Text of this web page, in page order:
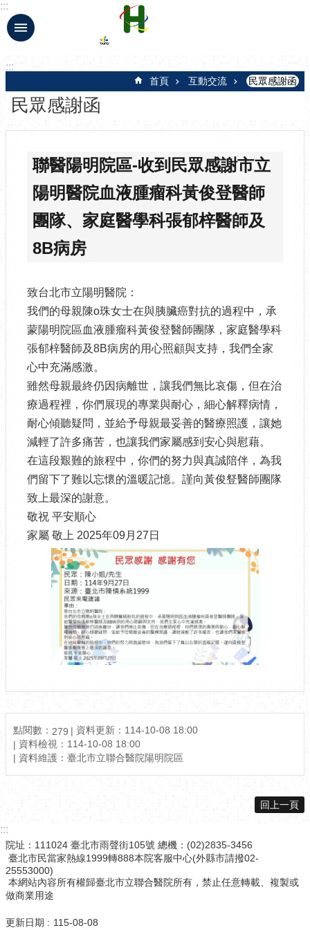
跳到主要內容區塊
:::
:::
首頁 互動交流 民眾感謝函
民眾感謝函
聯醫陽明院區-收到民眾感謝市立
陽明醫院血液腫瘤科黃俊登醫師
團隊、家庭醫學科張郁梓醫師及
8B病房
致台北市立陽明醫院：
我們的母親陳o珠女士在與胰臟癌對抗的過程中，承
蒙陽明院區血液腫瘤科黃俊登醫師團隊，家庭醫學科
張郁梓醫師及8B病房的用心照顧與支持，我們全家
心中充滿感激。
雖然母親最終仍因病離世，讓我們無比哀傷，但在治
療過程裡，你們展現的專業與耐心，細心解釋病情，
耐心傾聽疑問，並給予母親最妥善的醫療照護，讓她
減輕了許多痛苦，也讓我們家屬感到安心與慰藉。
在這段艱難的旅程中，你們的努力與真誠陪伴，為我
們留下了難以忘懷的溫暖記憶。謹向黃俊豋醫師團隊
致上最深的謝意。
敬祝 平安順心
家屬 敬上 2025年09月27日
點閱數： 279
資料更新：114-10-08 18:00
資料檢視：114-10-08 18:00
資料維護：臺北市立聯合醫院陽明院區
回上一頁
:::
院址：111024 臺北市雨聲街105號 總機：(02)2835-3456
臺北市民當家熱線1999轉888本院客服中心(外縣市請撥02-
25553000)
本網站內容所有權歸臺北市立聯合醫院所有，禁止任意轉載、複製或
做商業用途
更新日期 115-08-08